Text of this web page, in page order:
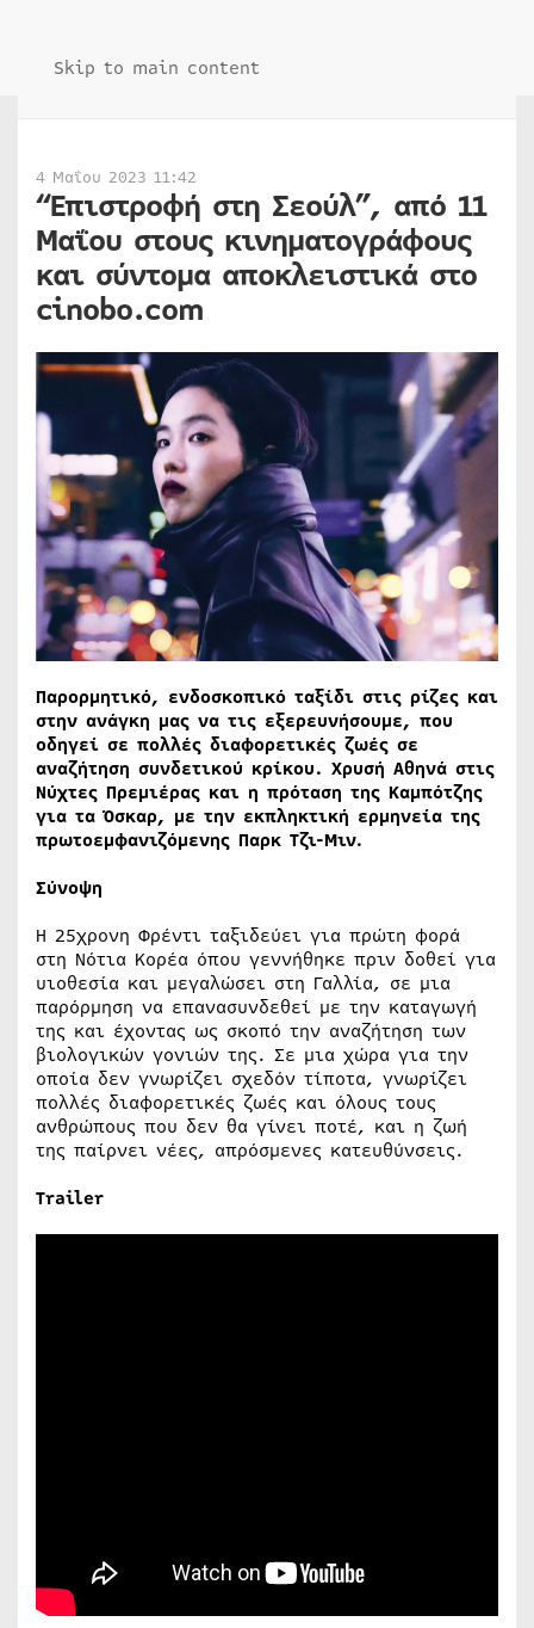
Skip to main content
4 Μαΐου 2023 11:42
“Επιστροφή στη Σεούλ”, από 11
Μαΐου στους κινηματογράφους
και σύντομα αποκλειστικά στο
cinobo.com
Παρορμητικό, ενδοσκοπικό ταξίδι στις ρίζες και
στην ανάγκη μας να τις εξερευνήσουμε, που
οδηγεί σε πολλές διαφορετικές ζωές σε
αναζήτηση συνδετικού κρίκου. Χρυσή Αθηνά στις
Νύχτες Πρεμιέρας και η πρόταση της Καμπότζης
για τα Όσκαρ, με την εκπληκτική ερμηνεία της
πρωτοεμφανιζόμενης Παρκ Τζι-Μιν.
Σύνοψη
Η 25χρονη Φρέντι ταξιδεύει για πρώτη φορά
στη Νότια Κορέα όπου γεννήθηκε πριν δοθεί για
υιοθεσία και μεγαλώσει στη Γαλλία, σε μια
παρόρμηση να επανασυνδεθεί με την καταγωγή
της και έχοντας ως σκοπό την αναζήτηση των
βιολογικών γονιών της. Σε μια χώρα για την
οποία δεν γνωρίζει σχεδόν τίποτα, γνωρίζει
πολλές διαφορετικές ζωές και όλους τους
ανθρώπους που δεν θα γίνει ποτέ, και η ζωή
της παίρνει νέες, απρόσμενες κατευθύνσεις.
Trailer